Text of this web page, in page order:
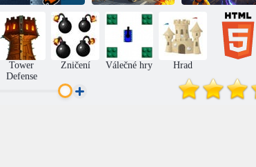
Mimozemšťané
mě přivádějí k
šílenství
Zničte město!
Tower
Defense
Zničení Válečné hry Hrad